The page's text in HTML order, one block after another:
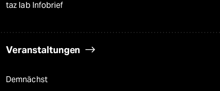
taz lab Infobrief
Veranstaltungen
Demnächst